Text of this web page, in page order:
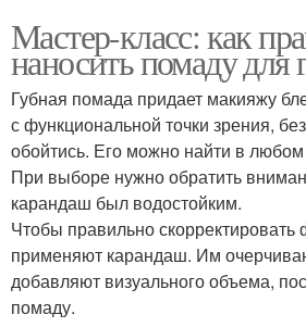
Мастер-класс: как
наносить помаду для
Губная помада придает макияжу
с функциональной точки зрения,
обойтись. Его можно найти в любом
При выборе нужно обратить
карандаш был водостойким.
Чтобы правильно скорректировать
применяют карандаш. Им
добавляют визуального объема,
помаду.